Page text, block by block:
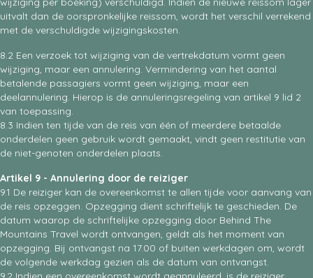
uitvalt dan de oorspronkelijke reissom, wordt het verschil verrekend
met de verschuldigde wijzigingskosten.
8.2 Een verzoek tot wijziging van de vertrekdatum vormt geen
wijziging, maar een annulering. Vermindering van het aantal
betalende passagiers vormt geen wijziging, maar een
deelannulering. Hierop is de annuleringsregeling van artikel 9 lid 2
van toepassing.
8.3 Indien ten tijde van de reis van één of meerdere betaalde
onderdelen geen gebruik wordt gemaakt, vindt geen restitutie van
de niet-genoten onderdelen plaats.
Artikel 9 - Annulering door de reiziger
9.1 De reiziger kan de overeenkomst te allen tijde voor aanvang van
de reis opzeggen. Opzegging dient schriftelijk te geschieden. De
datum waarop de schriftelijke opzegging door Behind The
Mountains Travel wordt ontvangen, geldt als het moment van
opzegging. Bij ontvangst na 17.00 of buiten werkdagen om, wordt
de volgende werkdag gezien als de datum van ontvangst.